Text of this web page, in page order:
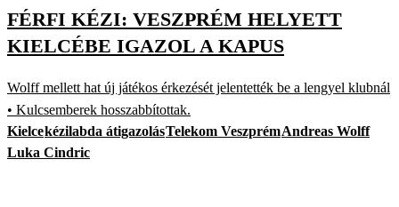
FÉRFI KÉZI: VESZPRÉM HELYETT
KIELCÉBE IGAZOL A KAPUS
Wolff mellett hat új játékos érkezését jelentették be a lengyel klubnál
• Kulcsemberek hosszabbítottak.
Kielcekézilabda átigazolásTelekom VeszprémAndreas Wolff
Luka Cindric